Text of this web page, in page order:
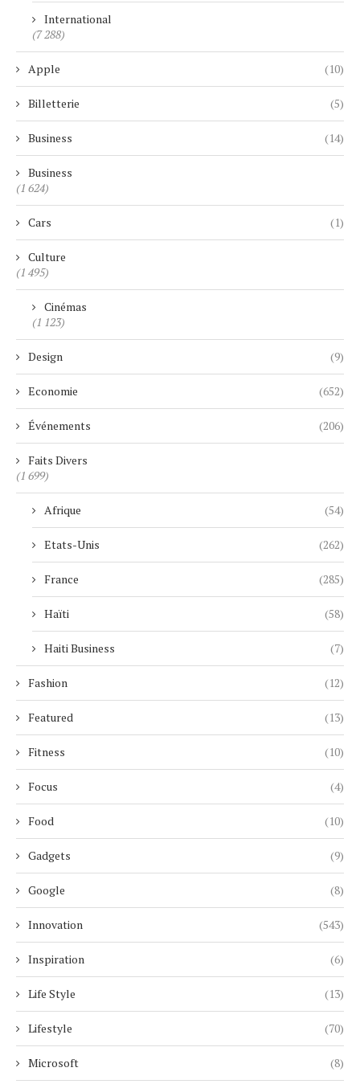
International
(7 288)
Apple (10)
Billetterie (5)
Business (14)
Business
(1 624)
Cars (1)
Culture
(1 495)
Cinémas
(1 123)
Design (9)
Economie (652)
Événements (206)
Faits Divers
(1 699)
Afrique (54)
Etats-Unis (262)
France (285)
Haïti (58)
Haiti Business (7)
Fashion (12)
Featured (13)
Fitness (10)
Focus (4)
Food (10)
Gadgets (9)
Google (8)
Innovation (543)
Inspiration (6)
Life Style (13)
Lifestyle (70)
Microsoft (8)